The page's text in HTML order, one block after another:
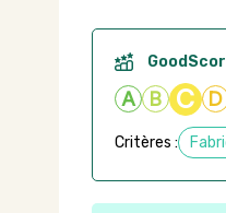
A B C D
Critères :